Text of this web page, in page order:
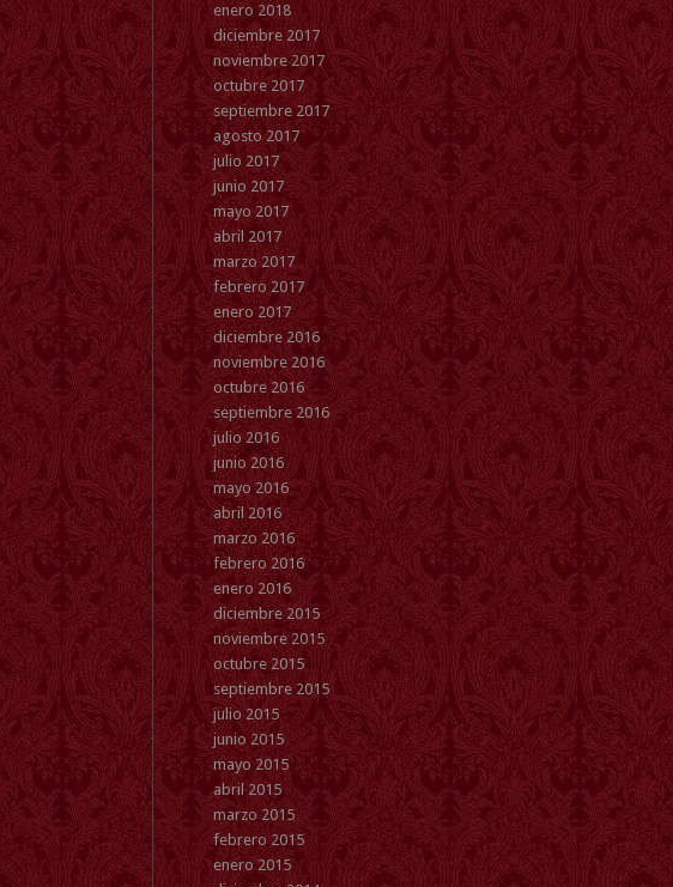
enero 2018
diciembre 2017
noviembre 2017
octubre 2017
septiembre 2017
agosto 2017
julio 2017
junio 2017
mayo 2017
abril 2017
marzo 2017
febrero 2017
enero 2017
diciembre 2016
noviembre 2016
octubre 2016
septiembre 2016
julio 2016
junio 2016
mayo 2016
abril 2016
marzo 2016
febrero 2016
enero 2016
diciembre 2015
noviembre 2015
octubre 2015
septiembre 2015
julio 2015
junio 2015
mayo 2015
abril 2015
marzo 2015
febrero 2015
enero 2015